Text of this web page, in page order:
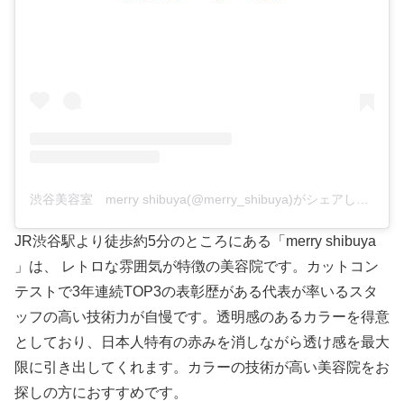
JR渋谷駅より徒歩約5分のところにある「merry shibuya
」は、 レトロな雰囲気が特徴の美容院です。カットコン
テストで3年連続TOP3の表彰歴がある代表が率いるスタ
ッフの高い技術力が自慢です。透明感のあるカラーを得意
としており、日本人特有の赤みを消しながら透け感を最大
限に引き出してくれます。カラーの技術が高い美容院をお
探しの方におすすめです。